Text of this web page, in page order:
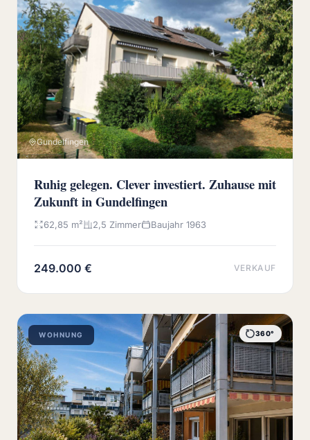
Gundelfingen
Ruhig gelegen. Clever investiert. Zuhause mit
Zukunft in Gundelfingen
62,85 m² 2,5 Zimmer Baujahr 1963
249.000 € VERKAUF
WOHNUNG 360°